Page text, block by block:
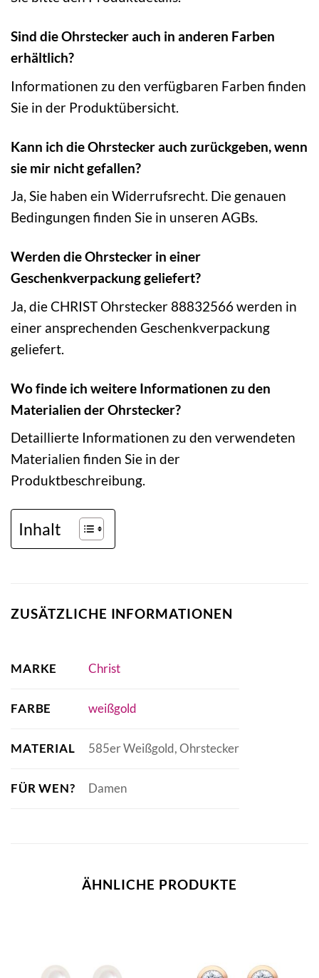
Sind die Ohrstecker auch in anderen Farben
erhältlich?
Informationen zu den verfügbaren Farben finden
Sie in der Produktübersicht.
Kann ich die Ohrstecker auch zurückgeben, wenn
sie mir nicht gefallen?
Ja, Sie haben ein Widerrufsrecht. Die genauen
Bedingungen finden Sie in unseren AGBs.
Werden die Ohrstecker in einer
Geschenkverpackung geliefert?
Ja, die CHRIST Ohrstecker 88832566 werden in
einer ansprechenden Geschenkverpackung
geliefert.
Wo finde ich weitere Informationen zu den
Materialien der Ohrstecker?
Detaillierte Informationen zu den verwendeten
Materialien finden Sie in der
Produktbeschreibung.
Inhalt
ZUSÄTZLICHE INFORMATIONEN
MARKE Christ
FARBE weißgold
MATERIAL 585er Weißgold, Ohrstecker
FÜR WEN? Damen
ÄHNLICHE PRODUKTE